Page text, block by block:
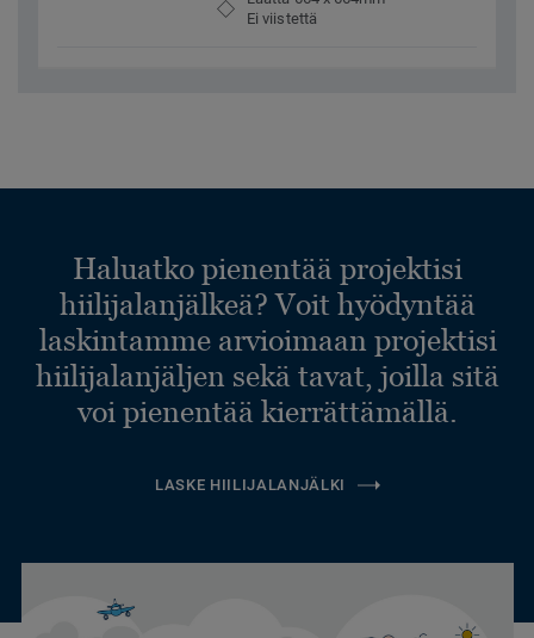
Ei viistettä
Haluatko pienentää projektisi
hiilijalanjälkeä? Voit hyödyntää
laskintamme arvioimaan projektisi
hiilijalanjäljen sekä tavat, joilla sitä
voi pienentää kierrättämällä.
LASKE HIILIJALANJÄLKI